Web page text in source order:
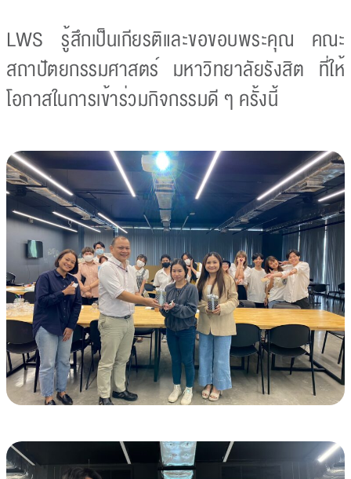
LWS รู้สึกเป็นเกียรติและขอขอบพระคุณ คณะ
สถาปัตยกรรมศาสตร์ มหาวิทยาลัยรังสิต ที่ให้
โอกาสในการเข้าร่วมกิจกรรมดี ๆ ครั้งนี้